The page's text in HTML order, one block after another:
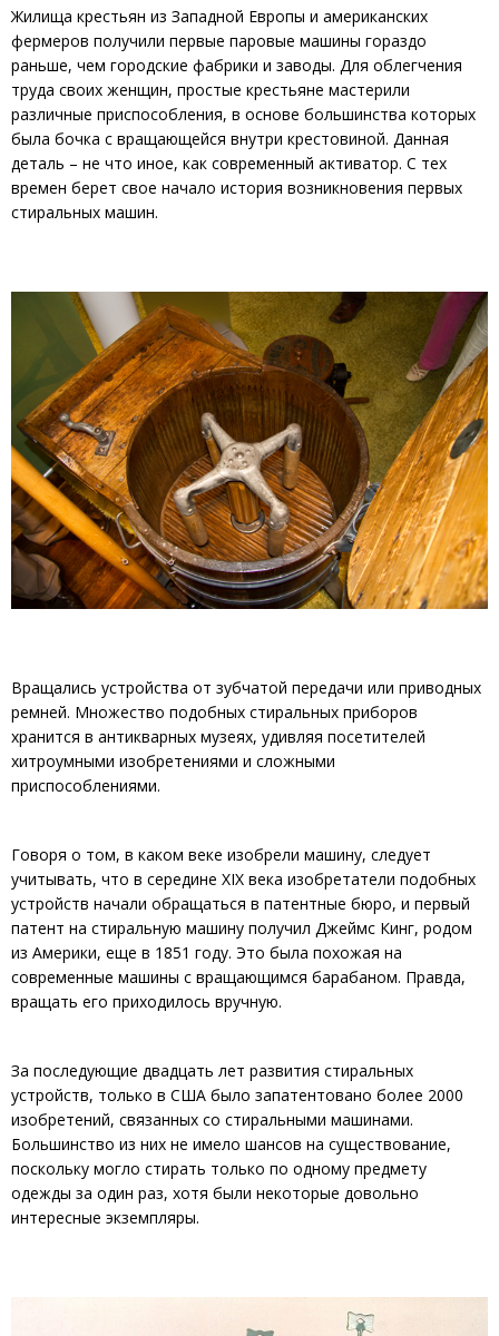
Жилища крестьян из Западной Европы и американских
фермеров получили первые паровые машины гораздо
раньше, чем городские фабрики и заводы. Для облегчения
труда своих женщин, простые крестьяне мастерили
различные приспособления, в основе большинства которых
была бочка с вращающейся внутри крестовиной. Данная
деталь – не что иное, как современный активатор. С тех
времен берет свое начало история возникновения первых
стиральных машин.
Вращались устройства от зубчатой передачи или приводных
ремней. Множество подобных стиральных приборов
хранится в антикварных музеях, удивляя посетителей
хитроумными изобретениями и сложными
приспособлениями.
Говоря о том, в каком веке изобрели машину, следует
учитывать, что в середине XIX века изобретатели подобных
устройств начали обращаться в патентные бюро, и первый
патент на стиральную машину получил Джеймс Кинг, родом
из Америки, еще в 1851 году. Это была похожая на
современные машины с вращающимся барабаном. Правда,
вращать его приходилось вручную.
За последующие двадцать лет развития стиральных
устройств, только в США было запатентовано более 2000
изобретений, связанных со стиральными машинами.
Большинство из них не имело шансов на существование,
поскольку могло стирать только по одному предмету
одежды за один раз, хотя были некоторые довольно
интересные экземпляры.